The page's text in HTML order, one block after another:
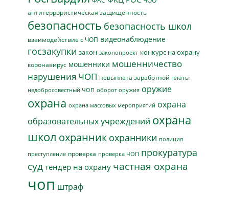
антитеррористическая защищенность
безопасность безопасность школ
взаимодействие с ЧОП видеонаблюдение
госзакупки закон законопроект конкурс на охрану
коронавирус мошенники мошенничество
нарушения ЧОП невыплата заработной платы
недобросовестный ЧОП оборот оружия оружие
охрана охрана массовых мероприятий охрана
образовательных учреждений охрана
школ охранник охранники полиция
преступление проверка проверка ЧОП прокуратура
суд тендер на охрану частная охрана
чоп штраф